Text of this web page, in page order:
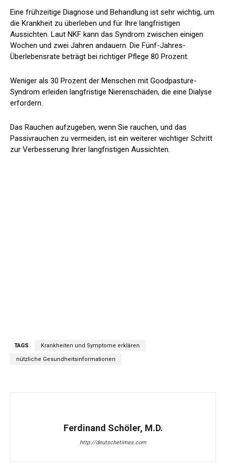
Eine frühzeitige Diagnose und Behandlung ist sehr wichtig, um
die Krankheit zu überleben und für Ihre langfristigen
Aussichten. Laut NKF kann das Syndrom zwischen einigen
Wochen und zwei Jahren andauern. Die Fünf-Jahres-
Überlebensrate beträgt bei richtiger Pflege 80 Prozent.
Weniger als 30 Prozent der Menschen mit Goodpasture-
Syndrom erleiden langfristige Nierenschäden, die eine Dialyse
erfordern.
Das Rauchen aufzugeben, wenn Sie rauchen, und das
Passivrauchen zu vermeiden, ist ein weiterer wichtiger Schritt
zur Verbesserung Ihrer langfristigen Aussichten.
TAGS Krankheiten und Symptome erklären
nützliche Gesundheitsinformationen
Ferdinand Schöler, M.D.
http://deutschetimes.com